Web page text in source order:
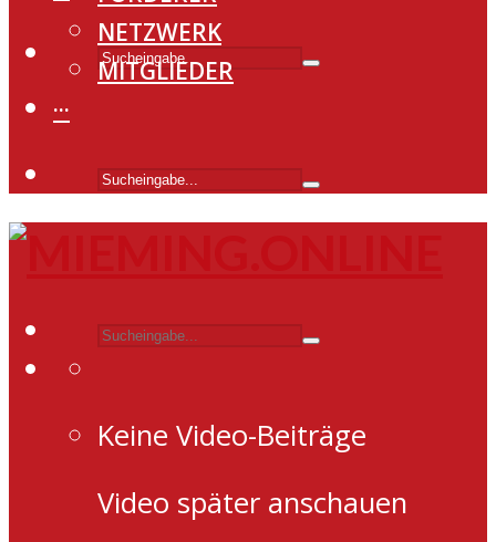
NETZWERK
MITGLIEDER
···
Keine Video-Beiträge
Video später anschauen